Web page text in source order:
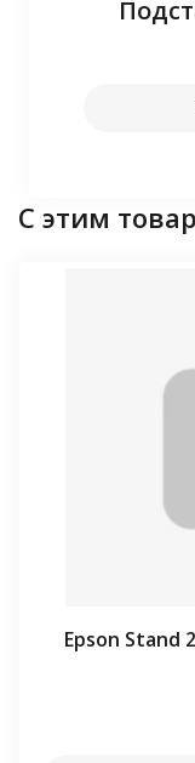
С этим
Epson Stand